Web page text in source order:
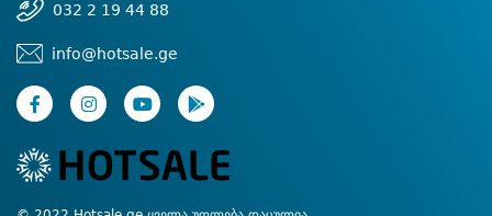
032 2 19 44 88
info@hotsale.ge